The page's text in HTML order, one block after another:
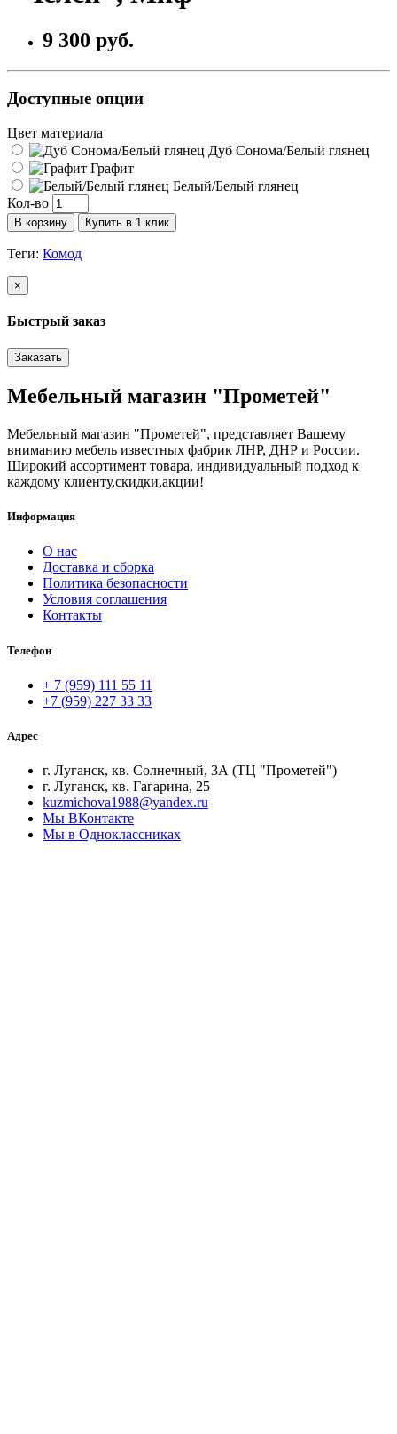
9 300 руб.
Доступные опции
Цвет материала
Дуб Сонома/Белый глянец
Графит
Белый/Белый глянец
Кол-во
В корзину Купить в 1 клик
Теги: Комод
×
Быстрый заказ
Заказать
Мебельный магазин "Прометей"
Мебельный магазин "Прометей", представляет Вашему
вниманию мебель известных фабрик ЛНР, ДНР и России.
Широкий ассортимент товара, индивидуальный подход к
каждому клиенту,скидки,акции!
Информация
О нас
Доставка и сборка
Политика безопасности
Условия соглашения
Контакты
Телефон
+ 7 (959) 111 55 11
+7 (959) 227 33 33
Адрес
г. Луганск, кв. Солнечный, 3А (ТЦ "Прометей")
г. Луганск, кв. Гагарина, 25
kuzmichova1988@yandex.ru
Мы ВКонтакте
Мы в Одноклассниках